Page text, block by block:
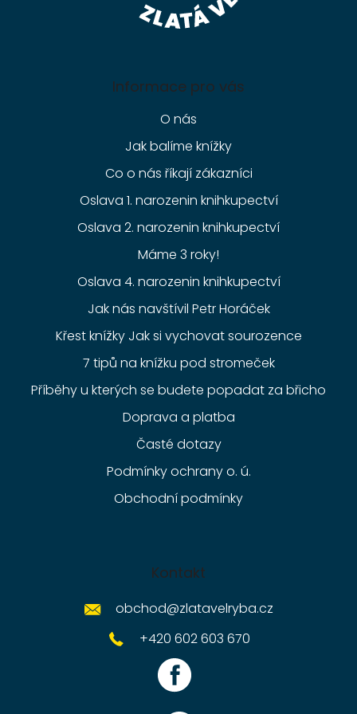
Informace pro vás
O nás
Jak balíme knížky
Co o nás říkají zákazníci
Oslava 1. narozenin knihkupectví
Oslava 2. narozenin knihkupectví
Máme 3 roky!
Oslava 4. narozenin knihkupectví
Jak nás navštívil Petr Horáček
Křest knížky Jak si vychovat sourozence
7 tipů na knížku pod stromeček
Příběhy u kterých se budete popadat za břicho
Doprava a platba
Časté dotazy
Podmínky ochrany o. ú.
Obchodní podmínky
Kontakt
obchod@zlatavelryba.cz
+420 602 603 670